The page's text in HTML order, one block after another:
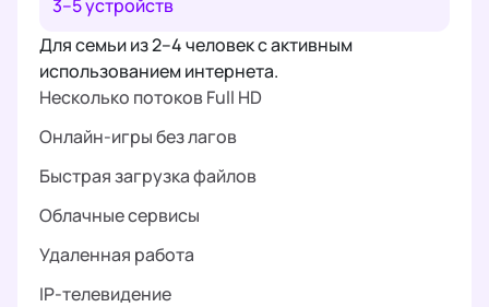
3–5 устройств
Для семьи из 2–4 человек с активным
использованием интернета.
Несколько потоков Full HD
Онлайн-игры без лагов
Быстрая загрузка файлов
Облачные сервисы
Удаленная работа
IP-телевидение